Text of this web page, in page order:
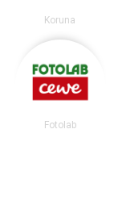
Koruna
Fotolab